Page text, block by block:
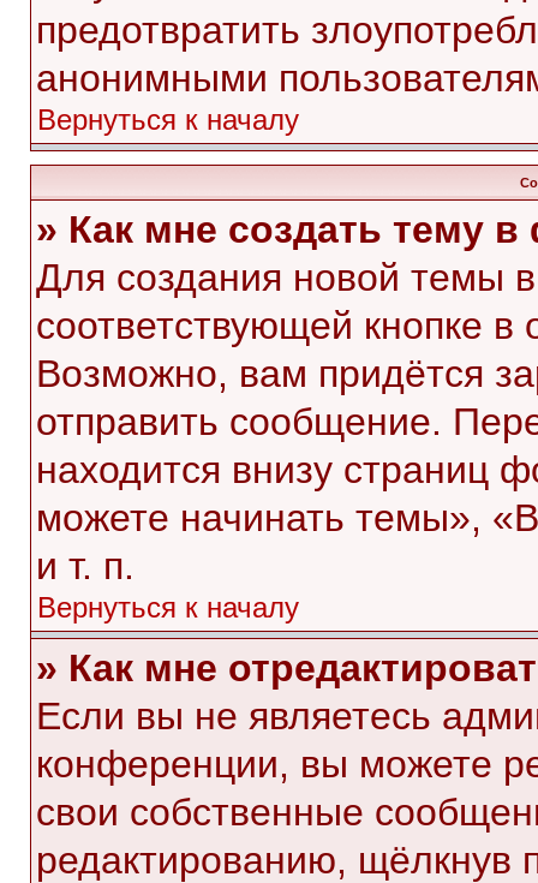
предотвратить
анонимными
Вернуться к началу
» Как мне создать тему
Для создания новой темы
соответствующей кнопке
Возможно, вам придётся
отправить сообщение.
находится внизу
можете начинать темы»,
и т. п.
Вернуться к началу
» Как мне
Если вы не являетесь
конференции, вы можете
свои собственные
редактированию, щёлкнув